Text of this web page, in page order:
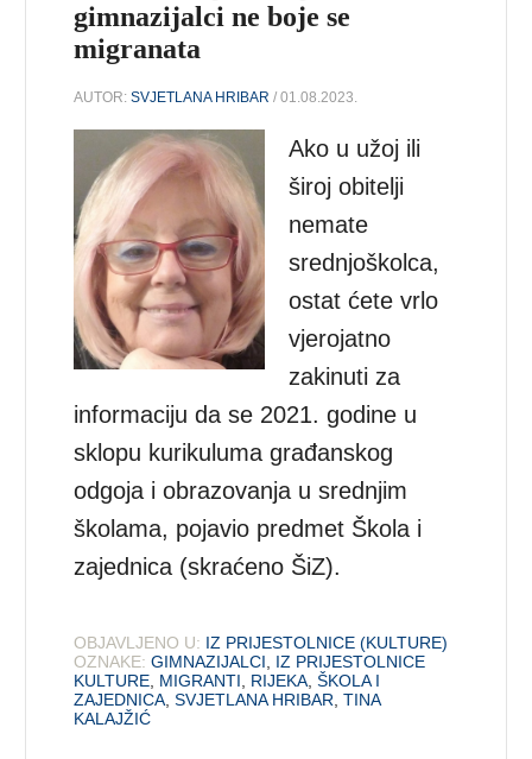
gimnazijalci ne boje se
migranata
AUTOR:SVJETLANA HRIBAR / 01.08.2023.
Ako u užoj ili
široj obitelji
nemate
srednjoškolca,
ostat ćete vrlo
vjerojatno
zakinuti za
informaciju da se 2021. godine u
sklopu kurikuluma građanskog
odgoja i obrazovanja u srednjim
školama, pojavio predmet Škola i
zajednica (skraćeno ŠiZ).
OBJAVLJENO U: IZ PRIJESTOLNICE (KULTURE)
OZNAKE: GIMNAZIJALCI
IZ PRIJESTOLNICE
KULTURE MIGRANTI RIJEKA ,ŠKOLA I
ZAJEDNICA ,SVJETLANA HRIBAR ,TINA
KALAJŽIĆ